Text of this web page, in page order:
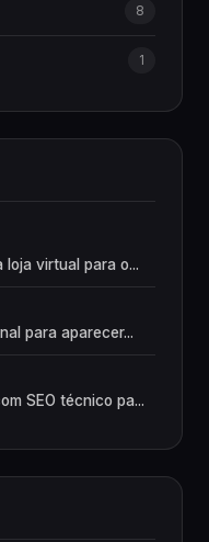
8
1
loja virtual para o...
para aparecer...
SEO técnico pa...